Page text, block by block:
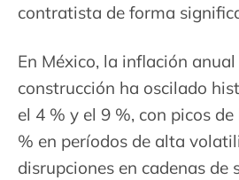
contratista de forma
En México, la inflación
construcción ha oscilado
el 4 % y el 9 %, con picos
% en períodos de alta
disrupciones en cadenas de